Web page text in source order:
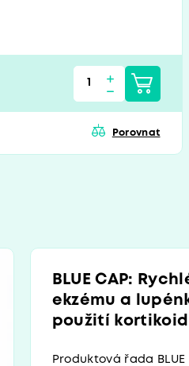
Porovnat
BLUE CAP:
ekzému a
použití
Produktová řada BLUE